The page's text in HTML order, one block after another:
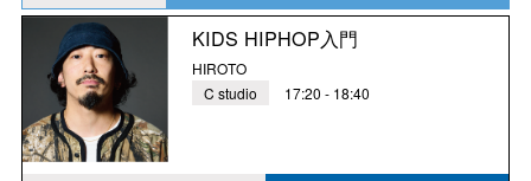
KIDS HIPHOP入門
HIROTO
C studio
17:20 - 18:40